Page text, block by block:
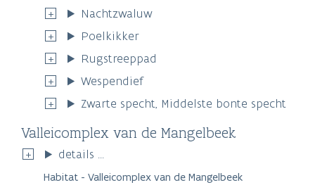
Nachtzwaluw
Poelkikker
Rugstreeppad
Wespendief
Zwarte specht, Middelste bonte specht
Valleicomplex van de Mangelbeek
details ...
Habitat - Valleicomplex van de Mangelbeek